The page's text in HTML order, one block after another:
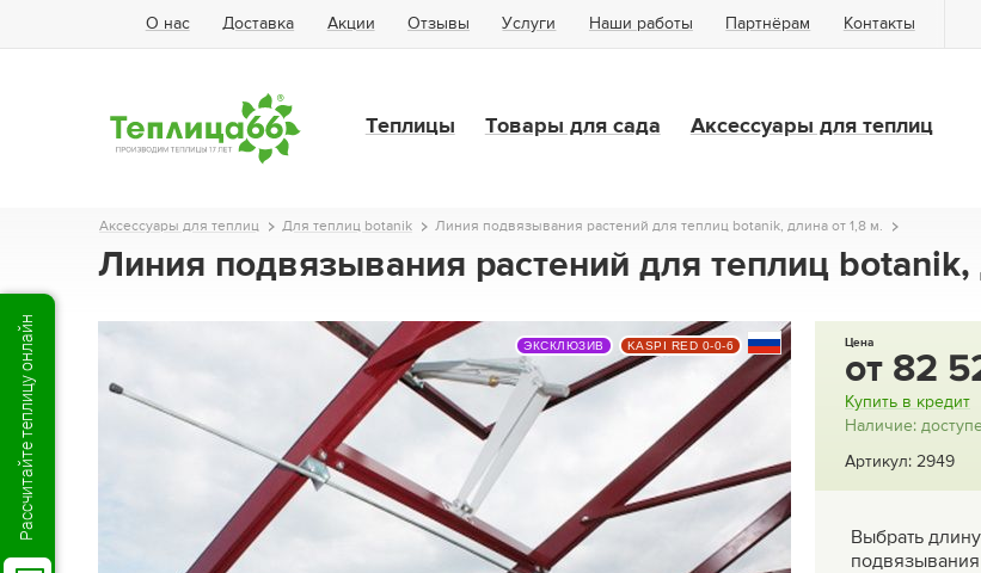
О нас Доставка Акции Отзывы Услуги Наши работы Партнёрам Контакты
Теплицы Товары для сада Аксессуары для теплиц
Аксессуары для теплиц Для теплиц botanik Линия подвязывания растений для теплиц botanik, длина от 1,8 м.
Линия подвязывания растений для теплиц
ЭКСКЛЮЗИВ KASPI RED 0-0-6 Цена
от 82
Купить в кредит
Наличие:
Артикул: 2949
Выбрать
подвязывания
Рассчитайте теплицу онлайн